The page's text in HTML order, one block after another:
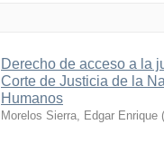
Derecho de acceso a la
Corte de Justicia de la
Humanos
Morelos Sierra, Edgar Enrique (